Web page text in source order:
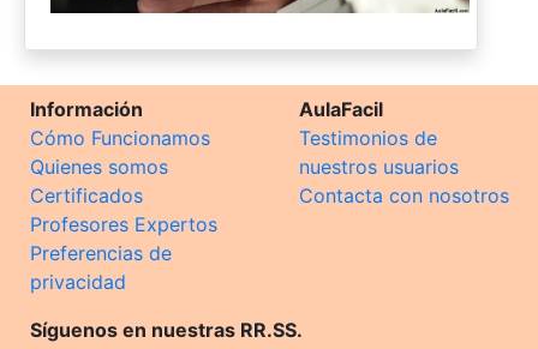
Información
Cómo Funcionamos
Quienes somos
Certificados
Profesores Expertos
Preferencias de
privacidad
AulaFacil
Testimonios de
nuestros usuarios
Contacta con nosotros
Síguenos en nuestras RR.SS.